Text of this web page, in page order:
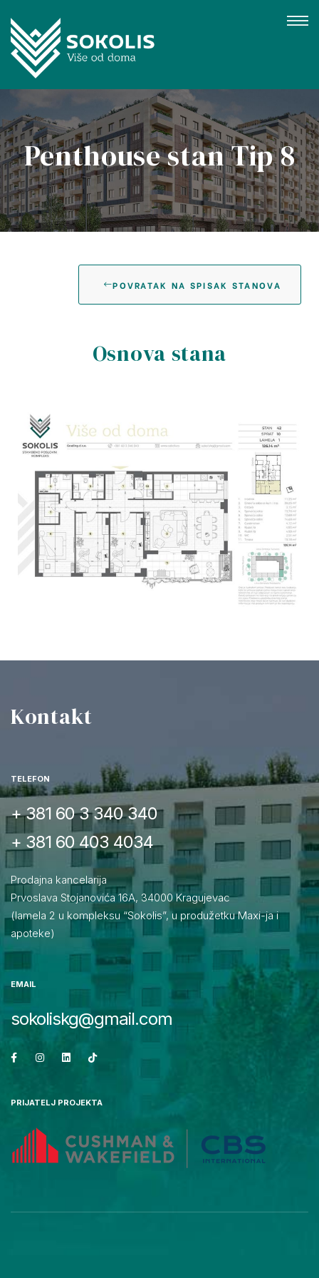
Penthouse stan Tip 8
POVRATAK NA SPISAK STANOVA
Osnova stana
Kontakt
TELEFON
+ 381 60 3 340 340
+ 381 60 403 4034
Prodajna kancelarija
Prvoslava Stojanovića 16A, 34000 Kragujevac
(lamela 2 u kompleksu “Sokolis”, u produžetku Maxi-ja i
apoteke)
EMAIL
sokoliskg@gmail.com
PRIJATELJ PROJEKTA